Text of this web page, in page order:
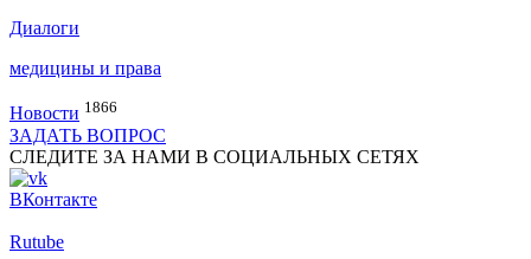
Диалоги
медицины и права
Новости 1866
ЗАДАТЬ ВОПРОС
СЛЕДИТЕ ЗА НАМИ В СОЦИАЛЬНЫХ СЕТЯХ
ВКонтакте
Rutube